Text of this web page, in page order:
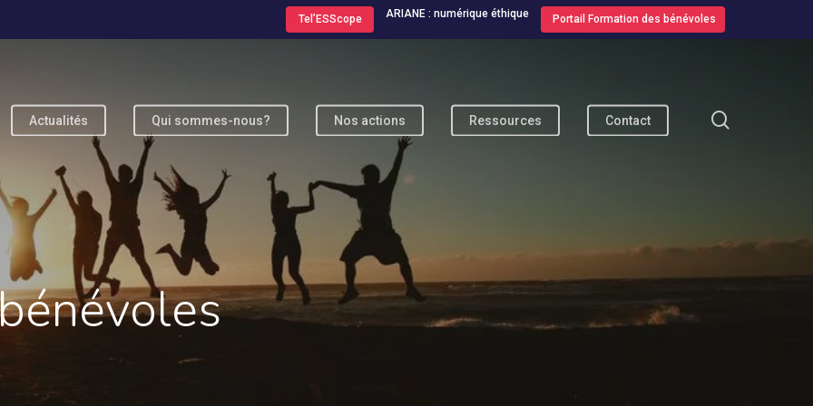
Tel’ESScope ARIANE : numérique éthique Portail Formation des bénévoles
fermer
Actualités Qui sommes-nous? Nos actions Ressources Contact